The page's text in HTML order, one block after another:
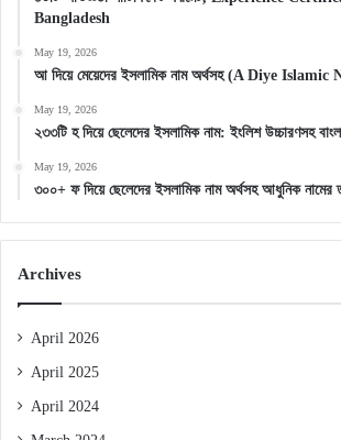
Bangladesh
May 19, 2026
আ দিয়ে মেয়েদের ইসলামিক নাম অর্থসহ (A Diye
May 19, 2026
২৩৩টি হ দিয়ে ছেলেদের ইসলামিক নাম: ইংলিশ উচ্চারণসহ
May 19, 2026
৩০০+ ফ দিয়ে ছেলেদের ইসলামিক নাম অর্থসহ আধুনিক নামের
Archives
April 2026
April 2025
April 2024